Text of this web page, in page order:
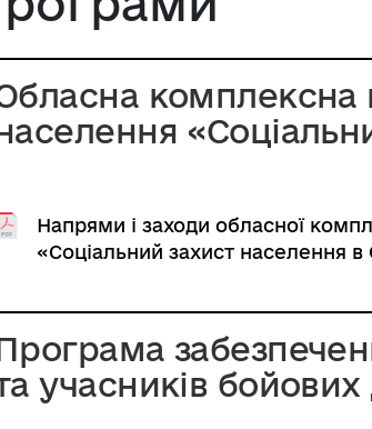
комплексна
Напрями і заходи обласної
«Соціальний захист населення в
учасників бойових